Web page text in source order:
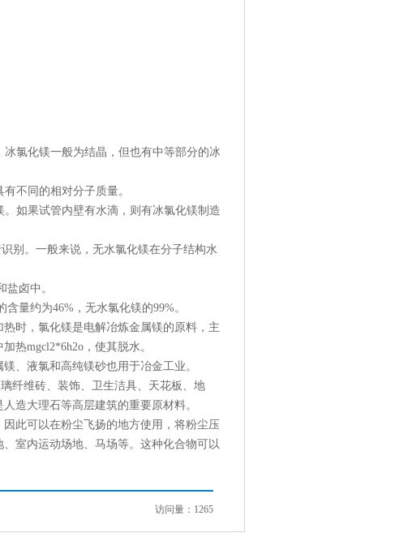
冰氯化镁一般为结晶，但也有中等部分的冰
不同的相对分子质量。
如果试管内壁有水滴，则有冰氯化镁制造
。一般来说，无水氯化镁在分子结构水
卤中。
约为46%，无水氯化镁的99%。
时，氯化镁是电解冶炼金属镁的原料，主
热mgcl2*6h2o，使其脱水。
液氯和高纯镁砂也用于冶金工业。
纤维砖、装饰、卫生洁具、天花板、地
造大理石等高层建筑的重要原材料。
此可以在粉尘飞扬的地方使用，将粉尘压
室内运动场地、马场等。这种化合物可以
访问量：1265